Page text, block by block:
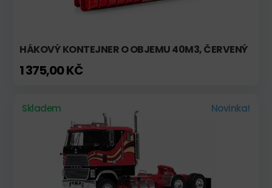
HÁKOVÝ KONTEJNER O OBJEMU 40M3, ČERVENÝ
1 375,00 KČ
Skladem Novinka!